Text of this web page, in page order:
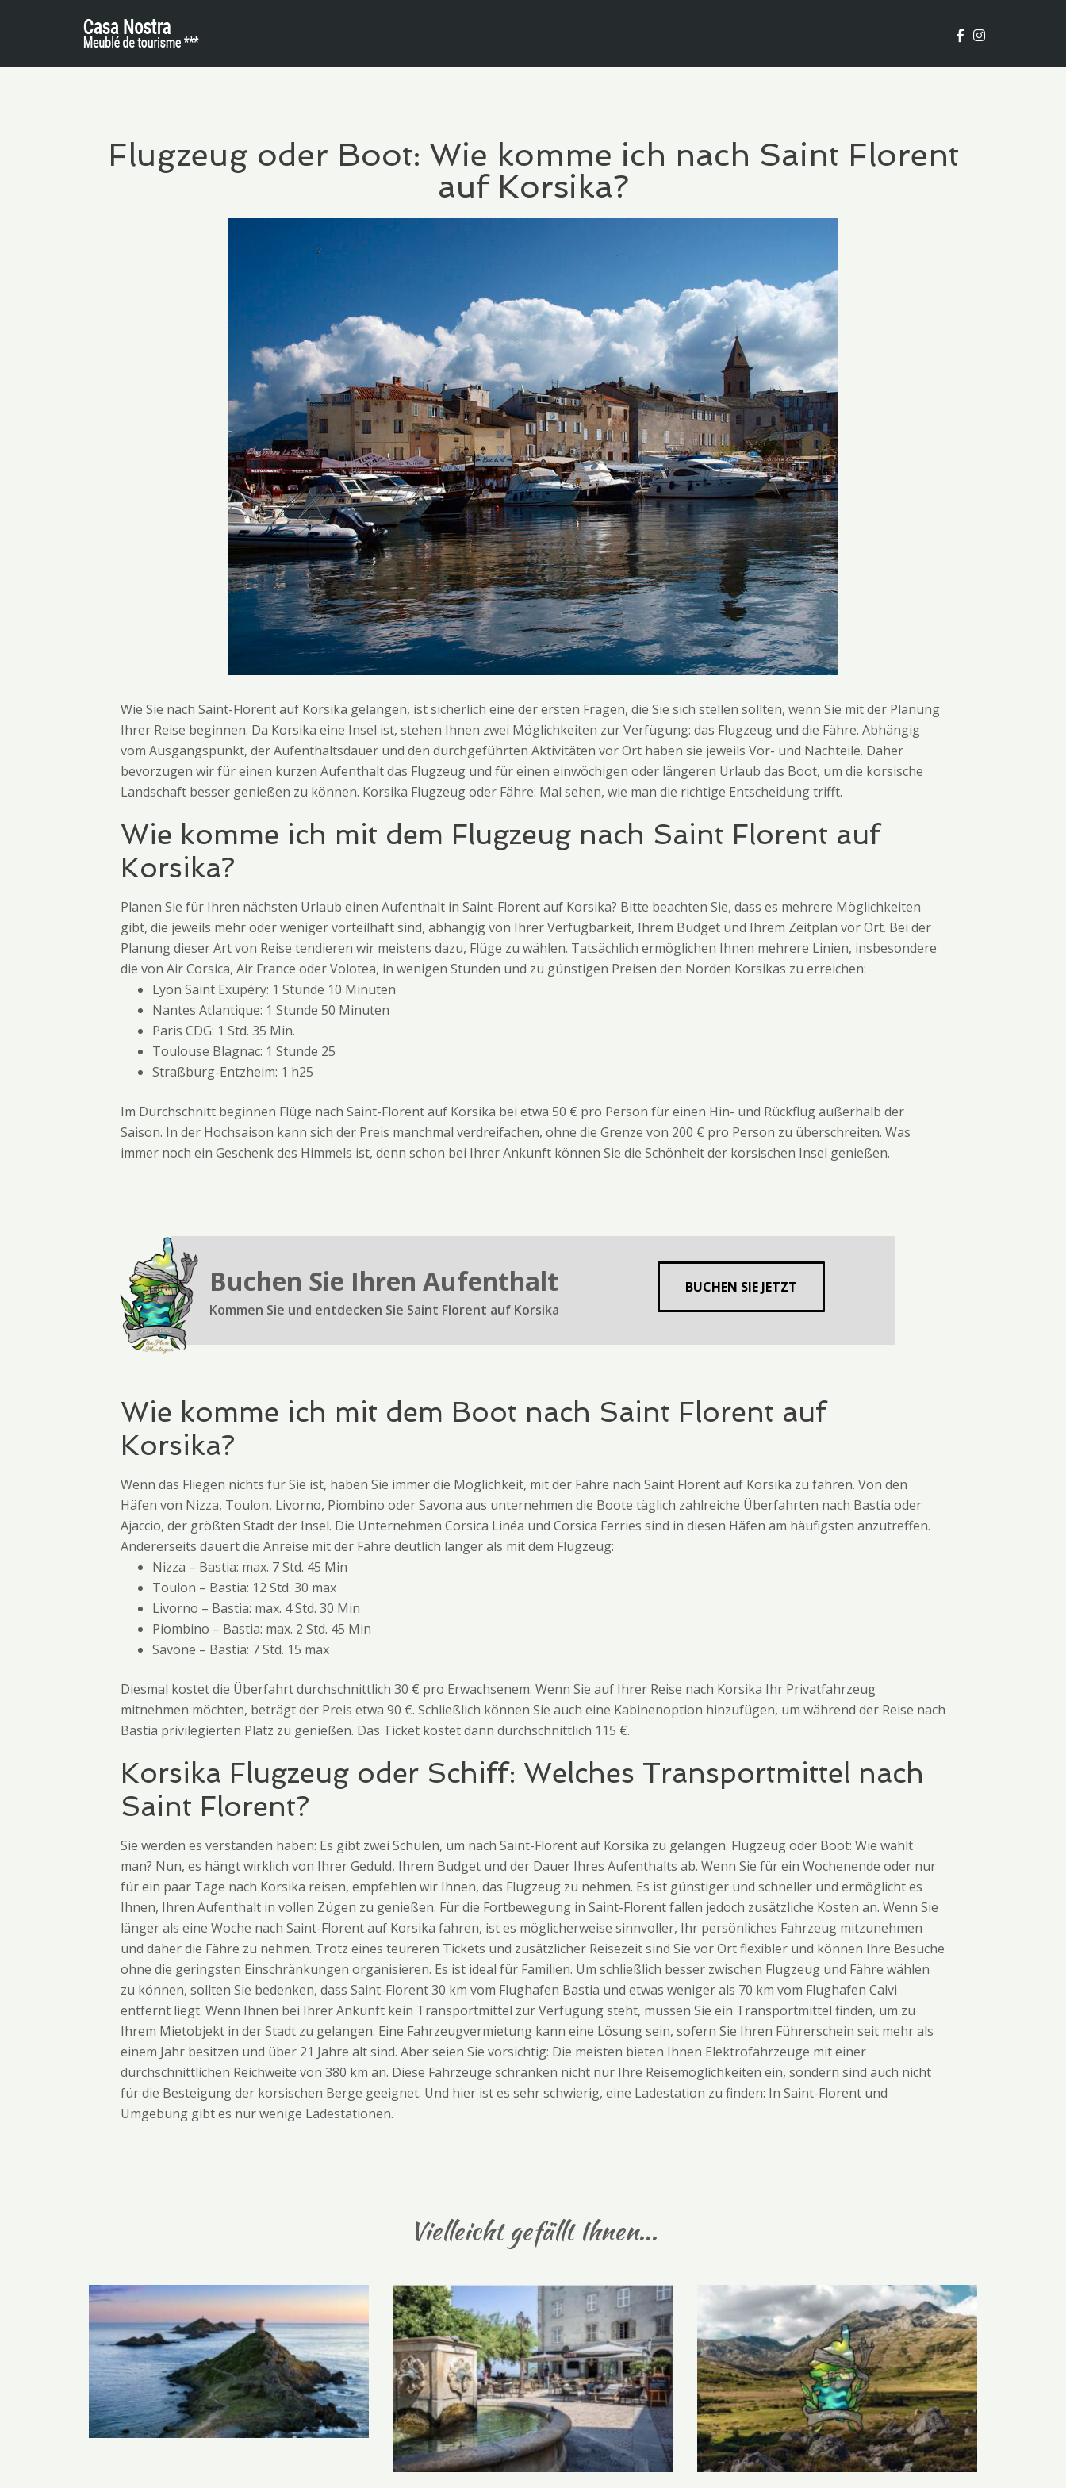
Flugzeug oder Boot: Wie komme ich nach Saint Florent
auf Korsika?
Wie Sie nach Saint-Florent auf Korsika gelangen, ist sicherlich eine der ersten Fragen, die Sie sich stellen sollten, wenn Sie mit der Planung
Ihrer Reise beginnen. Da Korsika eine Insel ist, stehen Ihnen zwei Möglichkeiten zur Verfügung: das Flugzeug und die Fähre. Abhängig
vom Ausgangspunkt, der Aufenthaltsdauer und den durchgeführten Aktivitäten vor Ort haben sie jeweils Vor- und Nachteile. Daher
bevorzugen wir für einen kurzen Aufenthalt das Flugzeug und für einen einwöchigen oder längeren Urlaub das Boot, um die korsische
Landschaft besser genießen zu können. Korsika Flugzeug oder Fähre: Mal sehen, wie man die richtige Entscheidung trifft.
Wie komme ich mit dem Flugzeug nach Saint Florent auf
Korsika?
Planen Sie für Ihren nächsten Urlaub einen Aufenthalt in Saint-Florent auf Korsika? Bitte beachten Sie, dass es mehrere Möglichkeiten
gibt, die jeweils mehr oder weniger vorteilhaft sind, abhängig von Ihrer Verfügbarkeit, Ihrem Budget und Ihrem Zeitplan vor Ort. Bei der
Planung dieser Art von Reise tendieren wir meistens dazu, Flüge zu wählen. Tatsächlich ermöglichen Ihnen mehrere Linien, insbesondere
die von Air Corsica, Air France oder Volotea, in wenigen Stunden und zu günstigen Preisen den Norden Korsikas zu erreichen:
Lyon Saint Exupéry: 1 Stunde 10 Minuten
Nantes Atlantique: 1 Stunde 50 Minuten
Paris CDG: 1 Std. 35 Min.
Toulouse Blagnac: 1 Stunde 25
Straßburg-Entzheim: 1 h25
Im Durchschnitt beginnen Flüge nach Saint-Florent auf Korsika bei etwa 50 € pro Person für einen Hin- und Rückflug außerhalb der
Saison. In der Hochsaison kann sich der Preis manchmal verdreifachen, ohne die Grenze von 200 € pro Person zu überschreiten. Was
immer noch ein Geschenk des Himmels ist, denn schon bei Ihrer Ankunft können Sie die Schönheit der korsischen Insel genießen.
Buchen Sie Ihren Aufenthalt
Kommen Sie und entdecken Sie Saint Florent auf Korsika
BUCHEN SIE JETZT
Wie komme ich mit dem Boot nach Saint Florent auf
Korsika?
Wenn das Fliegen nichts für Sie ist, haben Sie immer die Möglichkeit, mit der Fähre nach Saint Florent auf Korsika zu fahren. Von den
Häfen von Nizza, Toulon, Livorno, Piombino oder Savona aus unternehmen die Boote täglich zahlreiche Überfahrten nach Bastia oder
Ajaccio, der größten Stadt der Insel. Die Unternehmen Corsica Linéa und Corsica Ferries sind in diesen Häfen am häufigsten anzutreffen.
Andererseits dauert die Anreise mit der Fähre deutlich länger als mit dem Flugzeug:
Nizza – Bastia: max. 7 Std. 45 Min
Toulon – Bastia: 12 Std. 30 max
Livorno – Bastia: max. 4 Std. 30 Min
Piombino – Bastia: max. 2 Std. 45 Min
Savone – Bastia: 7 Std. 15 max
Diesmal kostet die Überfahrt durchschnittlich 30 € pro Erwachsenem. Wenn Sie auf Ihrer Reise nach Korsika Ihr Privatfahrzeug
mitnehmen möchten, beträgt der Preis etwa 90 €. Schließlich können Sie auch eine Kabinenoption hinzufügen, um während der Reise nach
Bastia privilegierten Platz zu genießen. Das Ticket kostet dann durchschnittlich 115 €.
Korsika Flugzeug oder Schiff: Welches Transportmittel nach
Saint Florent?
Sie werden es verstanden haben: Es gibt zwei Schulen, um nach Saint-Florent auf Korsika zu gelangen. Flugzeug oder Boot: Wie wählt
man? Nun, es hängt wirklich von Ihrer Geduld, Ihrem Budget und der Dauer Ihres Aufenthalts ab. Wenn Sie für ein Wochenende oder nur
für ein paar Tage nach Korsika reisen, empfehlen wir Ihnen, das Flugzeug zu nehmen. Es ist günstiger und schneller und ermöglicht es
Ihnen, Ihren Aufenthalt in vollen Zügen zu genießen. Für die Fortbewegung in Saint-Florent fallen jedoch zusätzliche Kosten an. Wenn Sie
länger als eine Woche nach Saint-Florent auf Korsika fahren, ist es möglicherweise sinnvoller, Ihr persönliches Fahrzeug mitzunehmen
und daher die Fähre zu nehmen. Trotz eines teureren Tickets und zusätzlicher Reisezeit sind Sie vor Ort flexibler und können Ihre Besuche
ohne die geringsten Einschränkungen organisieren. Es ist ideal für Familien. Um schließlich besser zwischen Flugzeug und Fähre wählen
zu können, sollten Sie bedenken, dass Saint-Florent 30 km vom Flughafen Bastia und etwas weniger als 70 km vom Flughafen Calvi
entfernt liegt. Wenn Ihnen bei Ihrer Ankunft kein Transportmittel zur Verfügung steht, müssen Sie ein Transportmittel finden, um zu
Ihrem Mietobjekt in der Stadt zu gelangen. Eine Fahrzeugvermietung kann eine Lösung sein, sofern Sie Ihren Führerschein seit mehr als
einem Jahr besitzen und über 21 Jahre alt sind. Aber seien Sie vorsichtig: Die meisten bieten Ihnen Elektrofahrzeuge mit einer
durchschnittlichen Reichweite von 380 km an. Diese Fahrzeuge schränken nicht nur Ihre Reisemöglichkeiten ein, sondern sind auch nicht
für die Besteigung der korsischen Berge geeignet. Und hier ist es sehr schwierig, eine Ladestation zu finden: In Saint-Florent und
Umgebung gibt es nur wenige Ladestationen.
Vielleicht gefällt Ihnen...